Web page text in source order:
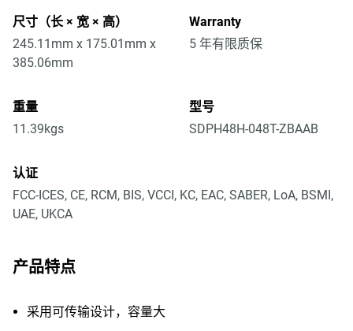
尺寸（长 × 宽 × 高）
245.11mm x 175.01mm x
385.06mm
Warranty
5 年有限质保
重量
11.39kgs
型号
SDPH48H-048T-ZBAAB
认证
FCC-ICES, CE, RCM, BIS, VCCI, KC, EAC, SABER, LoA, BSMI,
UAE, UKCA
产品特点
采用可传输设计，容量大